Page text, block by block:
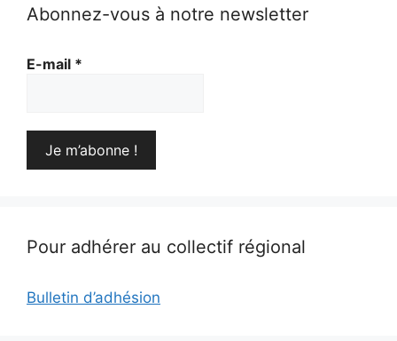
Abonnez-vous à notre newsletter
E-mail *
Pour adhérer au collectif régional
Bulletin d’adhésion